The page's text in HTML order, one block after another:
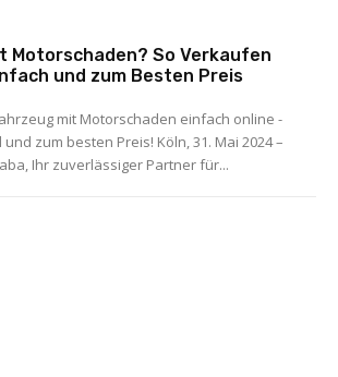
Motorschaden? So Verkaufen
und zum Besten Preis
mit Motorschaden einfach online -
besten Preis! Köln, 31. Mai 2024 –
Ihr zuverlässiger Partner für...